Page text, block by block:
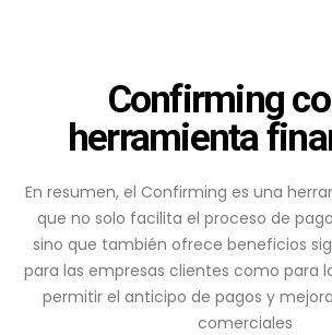
Confirming
herramienta
En resumen, el Confirming es una
que no solo facilita el proceso de
sino que también ofrece beneficios
para las empresas clientes como para
permitir el anticipo de pagos y
comerciales